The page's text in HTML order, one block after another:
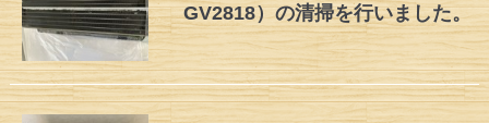
GV2818）の清掃を行いました。